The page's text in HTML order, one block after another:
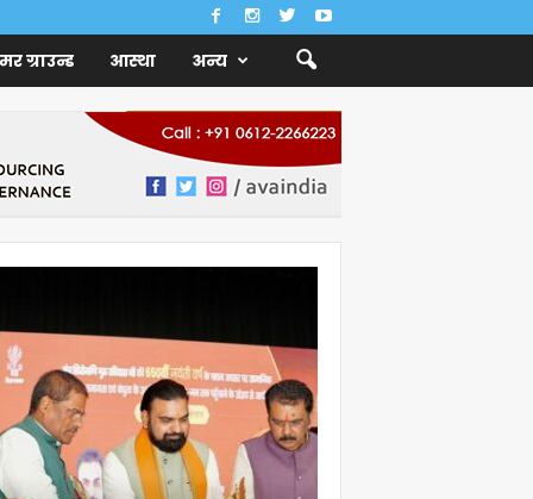
ग्राउन्ड आस्था अन्य